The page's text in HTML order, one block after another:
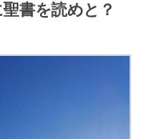
書を読めと？